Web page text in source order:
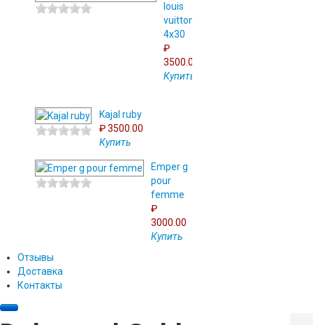
louis
vuitton
4x30
₽
3500.00
Купить
Kajal ruby
₽ 3500.00
Купить
Emper g
pour
femme
₽
3000.00
Купить
Отзывы
Доставка
Контакты